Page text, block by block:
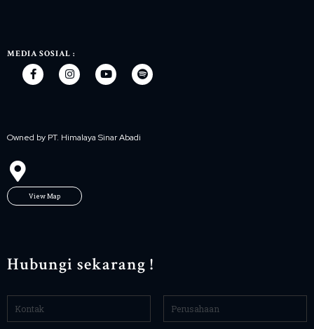
MEDIA SOSIAL :
Owned by PT. Himalaya Sinar Abadi
View Map
Hubungi sekarang !